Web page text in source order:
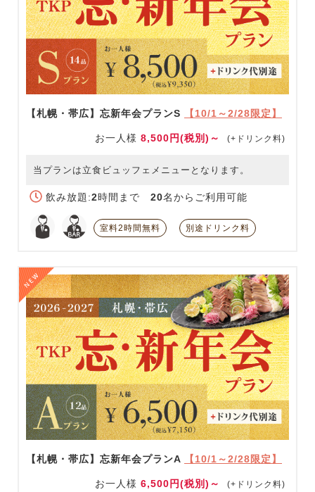
【札幌・帯広】忘新年会プランS 【10/1～2/28限定】
お一人様 8,500円(税別)～ (+ドリンク料)
当プランは立食ビュッフェメニューとなります。
飲み放題:2時間まで 20名からご利用可能
室料2時間無料 別途ドリンク料
【札幌・帯広】忘新年会プランA 【10/1～2/28限定】
お一人様 6,500円(税別)～ (+ドリンク料)